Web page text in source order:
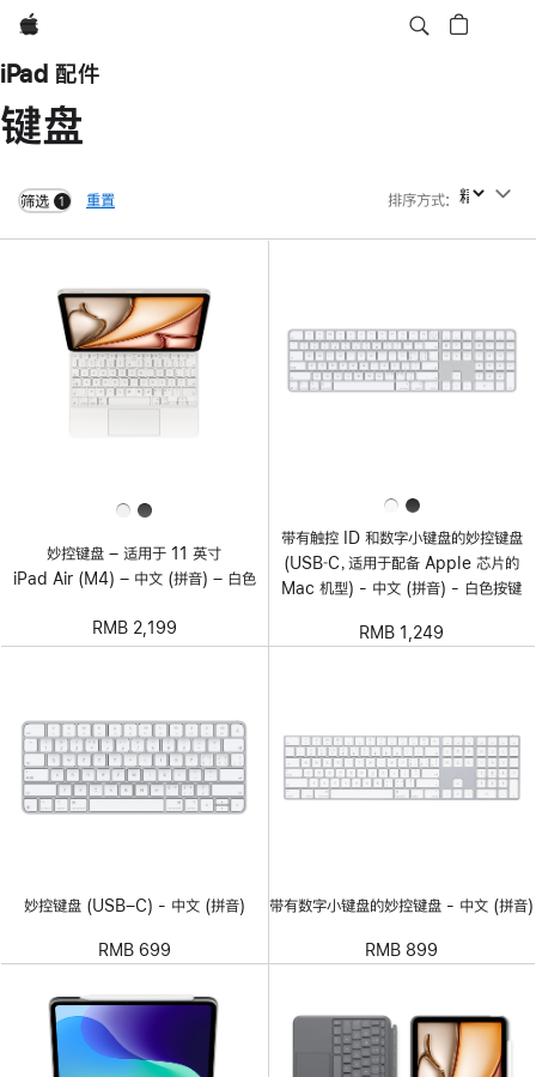
Apple
iPad 配件
键盘
筛选 1
filters active
重置 排序方式: 排序方式
妙控键盘 – 适用于 11 英寸
iPad Air (M4) – 中文 (拼音) – 白色
RMB 2,199
带有触控 ID 和数字小键盘的妙控键盘
(USB‑C，适用于配备 Apple 芯片的
Mac 机型) - 中文 (拼音) - 白色按键
RMB 1,249
妙控键盘 (USB–C) - 中文 (拼音)
RMB 699
带有数字小键盘的妙控键盘 - 中文 (拼音)
RMB 899